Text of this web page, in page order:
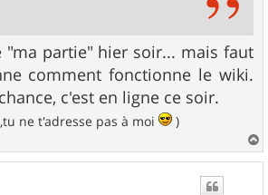
"ma partie" hier soir... mais faut
comment fonctionne le wiki.
c'est en ligne ce soir.
ne t'adresse pas à moi )
a